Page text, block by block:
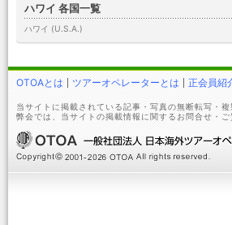
ハワイ 各国一覧
ハワイ (U.S.A.)
OTOAとは ツアーオペレーターとは 正会員紹
当サイトに掲載されている記事・写真の無断転写・
弊会では、当サイトの掲載情報に関するお問合せ・